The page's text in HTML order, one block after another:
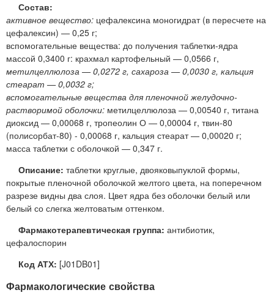
Состав:
активное вещество: цефалексина моногидрат (в пересчете на
цефалексин) — 0,25 г;
вспомогательные вещества: до получения таблетки-ядра
массой 0,3400 г: крахмал картофельный — 0,0566 г,
метилцеллюлоза — 0,0272 г, сахароза — 0,0030 г, кальция
стеарат — 0,0032 г;
вспомогательные вещества для пленочной желудочно-
растворимой оболочки: метилцеллюлоза — 0,00540 г, титана
диоксид — 0,00068 г, тропеолин О — 0,00004 г, твин-80
(полисорбат-80) - 0,00068 г, кальция стеарат — 0,00020 г;
масса таблетки с оболочкой — 0,347 г.
Описание: таблетки круглые, двояковыпуклой формы,
покрытые пленочной оболочкой желтого цвета, на поперечном
разрезе видны два слоя. Цвет ядра без оболочки белый или
белый со слегка желтоватым оттенком.
Фармакотерапевтическая группа: антибиотик,
цефалоспорин
Код АТХ: [J01DB01]
Фармакологические свойства